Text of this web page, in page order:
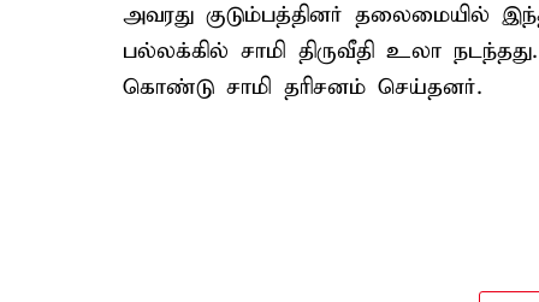
அவரது குடும்பத்தினர் தலைமையில்
பல்லக்கில் சாமி திருவீதி உலா
கொண்டு சாமி தரிசனம் செய்தனர்.